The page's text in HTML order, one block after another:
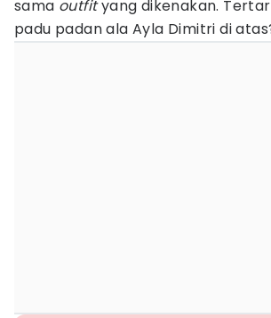
sama outfityang dikenakan.
padu padan ala Ayla Dimitri di